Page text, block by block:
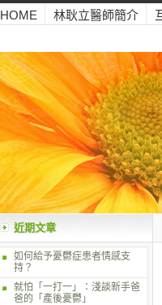
HOME 林耿立醫師簡介
近期文章
如何給予憂鬱症患者情感支
持？
就怕「一打一」：淺談新手爸
爸的「產後憂鬱」